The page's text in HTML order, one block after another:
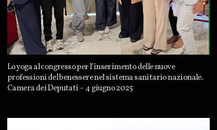
Lo yoga al congresso per l’inserimento delle nuove
professioni del benessere nel sistema sanitario nazionale.
Camera dei Deputati – 4 giugno 2025